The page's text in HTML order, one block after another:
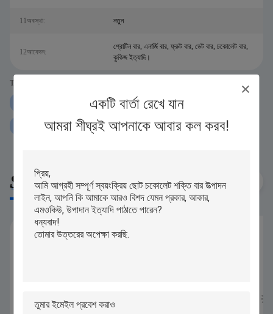
একটি বার্তা রেখে যান
আমরা শীঘ্রই আপনাকে আবার কল করব!
11অবস্থা: নতুন
12আবেদন:
প্রোটিন বার, এনার্জি বার, ফ্রুট বার, ডেট বার, চকোলেট বার,
কুকিজ ইত্যাদি।
Tags:
P307 প্রোটিন বার এক্সট্রুডার মেশিন 60pcs মিনিট প্রোটিন বার এক্সট্রুডার মেশিন
অটো প্রোটিন বার এক্সট্রুডার মেশিন
Similar Products